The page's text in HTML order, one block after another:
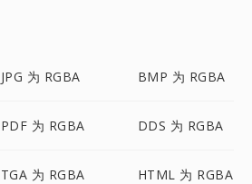
JPG 为 RGBA BMP 为 RGBA
PDF 为 RGBA DDS 为 RGBA
TGA 为 RGBA HTML 为 RGBA